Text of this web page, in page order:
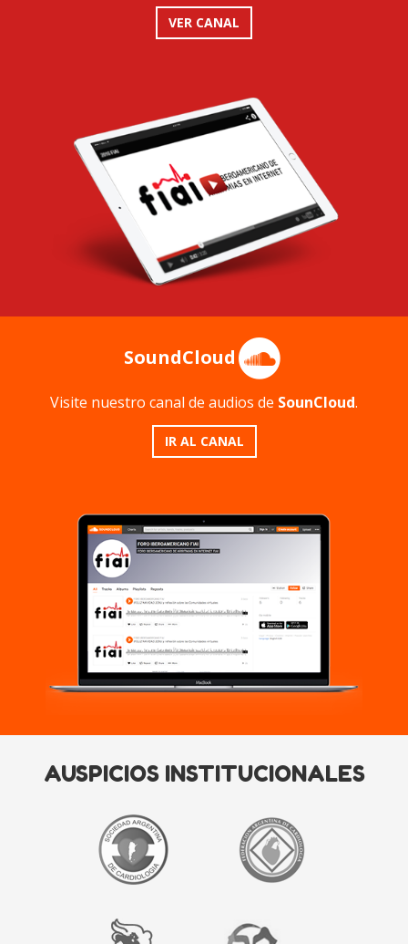
VER CANAL
SoundCloud
Visite nuestro canal de audios de SounCloud.
IR AL CANAL
AUSPICIOS INSTITUCIONALES